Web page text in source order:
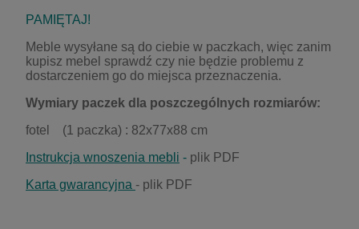
PAMIĘTAJ!
Meble wysyłane są do ciebie w paczkach, więc zanim
kupisz mebel sprawdź czy nie będzie problemu z
dostarczeniem go do miejsca przeznaczenia.
Wymiary paczek dla poszczególnych rozmiarów:
fotel (1 paczka) : 82x77x88 cm
Instrukcja wnoszenia mebli - plik PDF
Karta gwarancyjna - plik PDF